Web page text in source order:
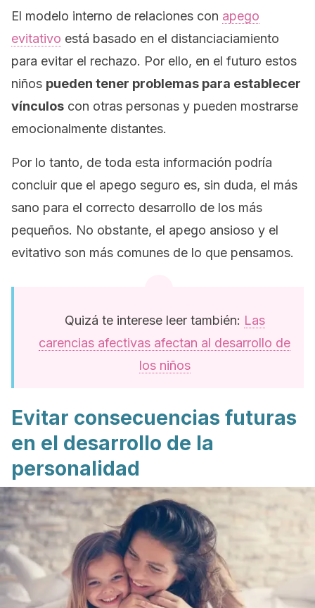
El modelo interno de relaciones con apego
evitativo está basado en el distanciaciamiento
para evitar el rechazo. Por ello, en el futuro estos
niños pueden tener problemas para establecer
vínculos con otras personas y pueden mostrarse
emocionalmente distantes.
Por lo tanto, de toda esta información podría
concluir que el apego seguro es, sin duda, el más
sano para el correcto desarrollo de los más
pequeños. No obstante, el apego ansioso y el
evitativo son más comunes de lo que pensamos.
Quizá te interese leer también: Las
carencias afectivas afectan al desarrollo de
los niños
Evitar consecuencias futuras
en el desarrollo de la
personalidad